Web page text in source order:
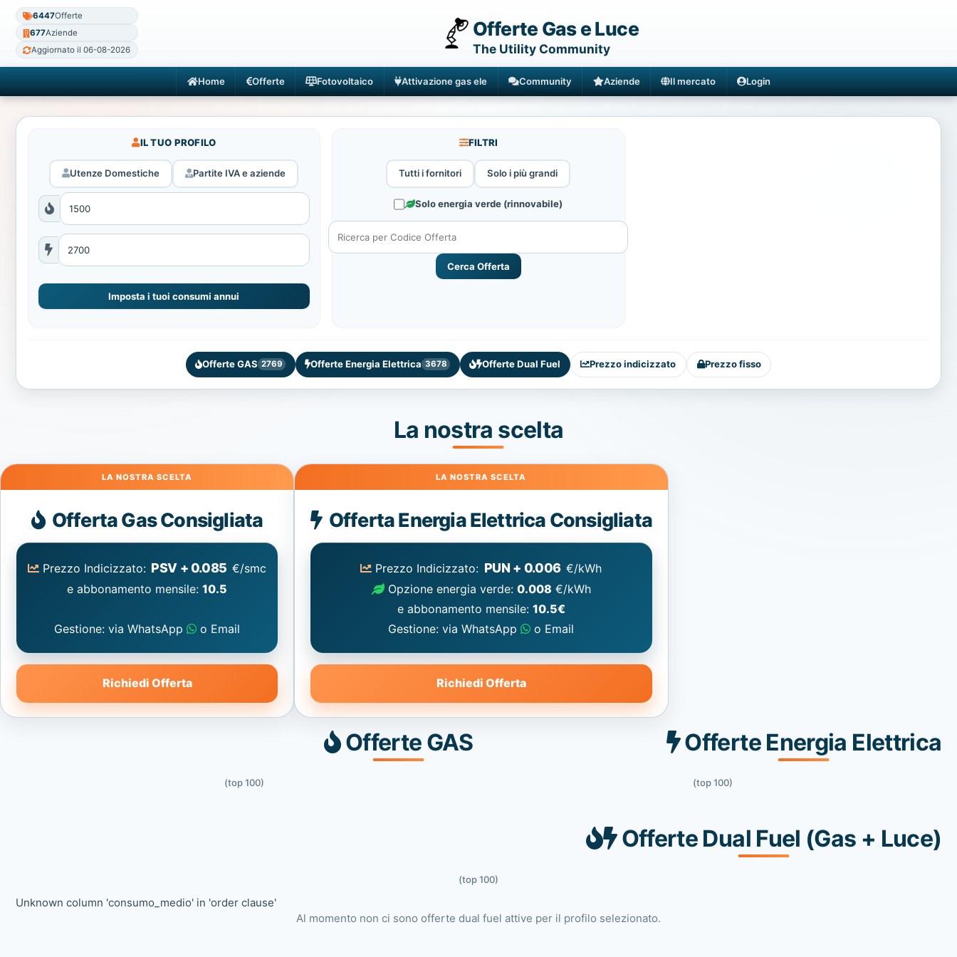
6447Offerte
677Aziende
Aggiornato il 06-08-2026
Offerte Gas e Luce
The Utility Community
Home Offerte Fotovoltaico Attivazione gas ele Community Aziende Il mercato Login
IL TUO PROFILO
Utenze Domestiche Partite IVA e aziende
Imposta i tuoi consumi annui
FILTRI
Tutti i fornitori Solo i più grandi
Solo energia verde (rinnovabile)
Cerca Offerta
Offerte GAS 2769 Offerte Energia Elettrica 3678 Offerte Dual Fuel Prezzo indicizzato Prezzo fisso
La nostra scelta
Gas
Offerta Gas Consigliata
Prezzo Indicizzato: PSV + 0.085 €/smc
e abbonamento mensile:10.5
Gestione: via WhatsApp o Email
Richiedi Offerta
Energia
Elettrica
consigliata
Offerta Energia Elettrica Consigliata
Prezzo Indicizzato: PUN + 0.006 €/kWh
Opzione energia verde: 0.008 €/kWh
e abbonamento mensile: 10.5€
Gestione: via WhatsApp
o Email
Richiedi Offerta
Offerte GAS
(top 100)
Offerte Energia Elettrica
(top 100)
Offerte Dual Fuel (Gas + Luce)
(top 100)
Unknown column 'consumo_medio' in 'order clause'
Al momento non ci sono offerte dual fuel attive per il profilo selezionato.